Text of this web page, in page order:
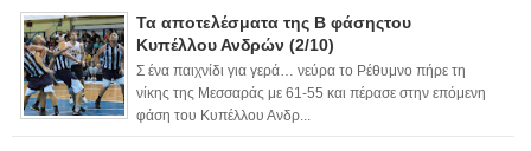
Τα αποτελέσματα της Β φάσηςτου
Κυπέλλου Ανδρών (2/10)
Σ ένα παιχνίδι για γερά… νεύρα το Ρέθυμνο πήρε τη
νίκης της Μεσσαράς με 61-55 και πέρασε στην επόμενη
φάση του Κυπέλλου Ανδρ...